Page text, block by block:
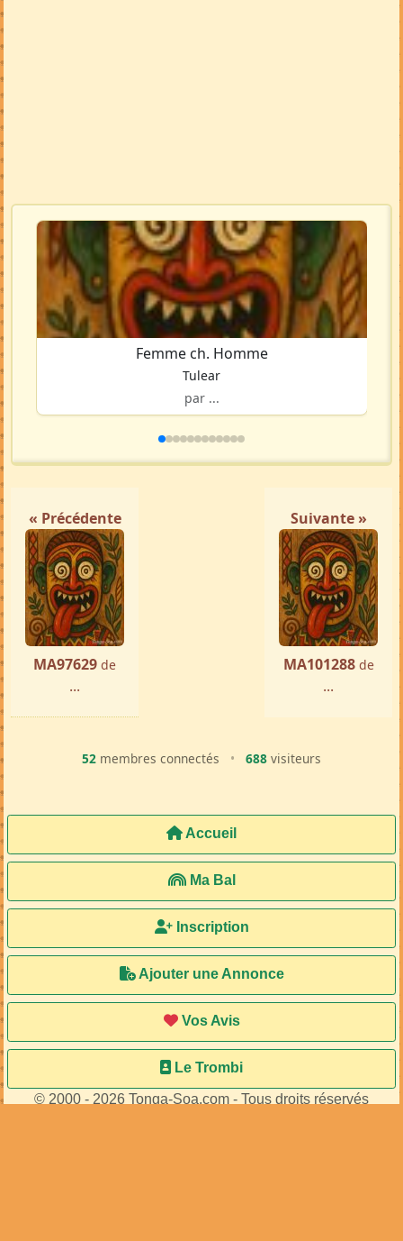
Femme ch. Homme
Tulear
par ...
« Précédente
MA97629 de
...
Suivante »
MA101288 de
...
52 membres connectés • 688 visiteurs
Accueil
Ma Bal
Inscription
Ajouter une Annonce
Vos Avis
Le Trombi
© 2000 - 2026 Tonga-Soa.com - Tous droits réservés